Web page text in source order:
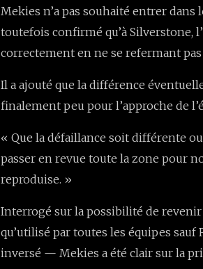
Mekies n’a pas souhaité entrer dans
toutefois confirmé qu’à Silverstone,
correctement en ne se refermant
Il a ajouté que la différence
finalement peu pour l’approche de
« Que la défaillance soit différente
passer en revue toute la zone pour
reproduise. »
Interrogé sur la possibilité de
qu’utilisé par toutes les équipes
inversé — Mekies a été clair sur la